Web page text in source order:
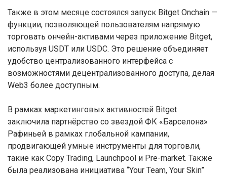
Также в этом месяце состоялся запуск Bitget Onchain —
функции, позволяющей пользователям напрямую
торговать ончейн-активами через приложение Bitget,
используя USDT или USDC. Это решение объединяет
удобство централизованного интерфейса с
возможностями децентрализованного доступа, делая
Web3 более доступным.
В рамках маркетинговых активностей Bitget
заключила партнёрство со звездой ФК «Барселона»
Рафиньей в рамках глобальной кампании,
продвигающей умные инструменты для торговли,
такие как Copy Trading, Launchpool и Pre-market. Также
была реализована инициатива “Your Team, Your Skin”